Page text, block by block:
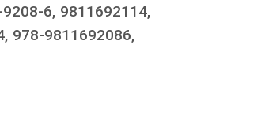
6, 9811692114,
978-9811692086,